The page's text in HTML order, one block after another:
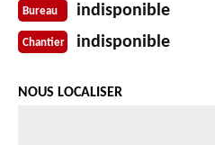
Bureau indisponible
Chantier indisponible
NOUS LOCALISER